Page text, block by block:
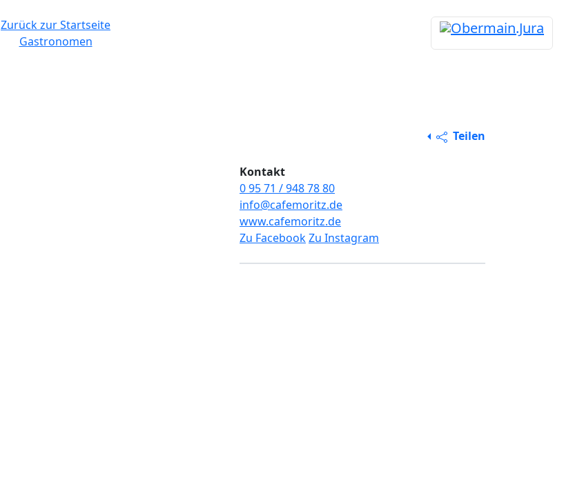
Zurück zur Startseite
Gastronomen
Teilen
Kontakt
0 95 71 / 948 78 80
info@cafemoritz.de
www.cafemoritz.de
Zu FacebookZu Instagram